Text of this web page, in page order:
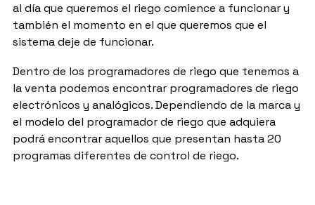
al día que queremos el riego comience a funcionar y
también el momento en el que queremos que el
sistema deje de funcionar.
Dentro de los programadores de riego que tenemos a
la venta podemos encontrar programadores de riego
electrónicos y analógicos. Dependiendo de la marca y
el modelo del programador de riego que adquiera
podrá encontrar aquellos que presentan hasta 20
programas diferentes de control de riego.